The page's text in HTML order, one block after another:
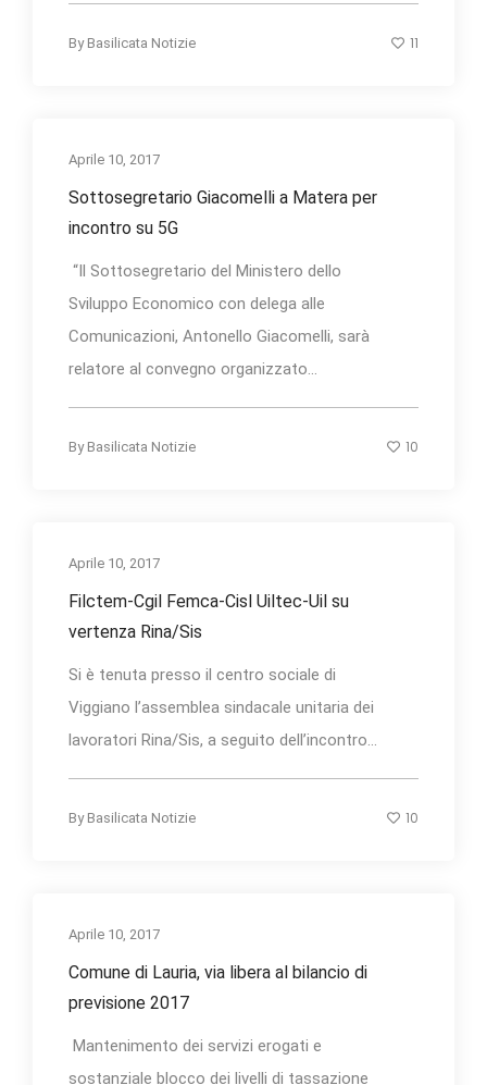
By Basilicata Notizie 11
Aprile 10, 2017
Sottosegretario Giacomelli a Matera per
incontro su 5G
“Il Sottosegretario del Ministero dello
Sviluppo Economico con delega alle
Comunicazioni, Antonello Giacomelli, sarà
relatore al convegno organizzato...
By Basilicata Notizie 10
Aprile 10, 2017
Filctem-Cgil Femca-Cisl Uiltec-Uil su
vertenza Rina/Sis
Si è tenuta presso il centro sociale di
Viggiano l’assemblea sindacale unitaria dei
lavoratori Rina/Sis, a seguito dell’incontro...
By Basilicata Notizie 10
Aprile 10, 2017
Comune di Lauria, via libera al bilancio di
previsione 2017
Mantenimento dei servizi erogati e
sostanziale blocco dei livelli di tassazione